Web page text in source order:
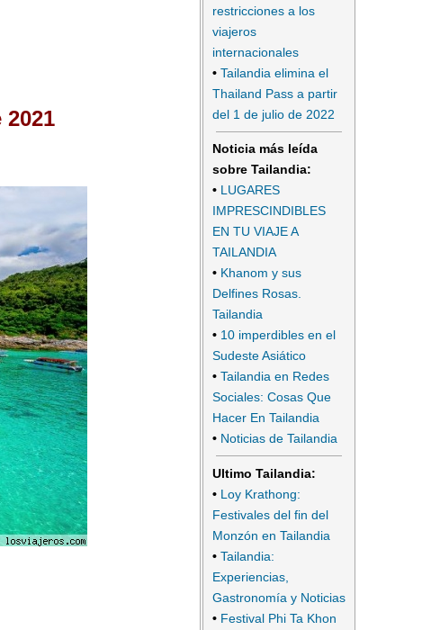
restricciones a los
viajeros
internacionales
• Tailandia elimina el
Thailand Pass a partir
del 1 de julio de 2022
Noticia más leída
sobre Tailandia:
• LUGARES
IMPRESCINDIBLES
EN TU VIAJE A
TAILANDIA
• Khanom y sus
Delfines Rosas.
Tailandia
• 10 imperdibles en el
Sudeste Asiático
• Tailandia en Redes
Sociales: Cosas Que
Hacer En Tailandia
• Noticias de Tailandia
Ultimo Tailandia:
• Loy Krathong:
Festivales del fin del
Monzón en Tailandia
• Tailandia:
Experiencias,
Gastronomía y Noticias
• Festival Phi Ta Khon